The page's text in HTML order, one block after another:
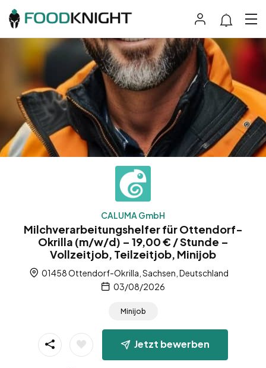
CALUMA GmbH
Milchverarbeitungshelfer für Ottendorf-
Okrilla (m/w/d) – 19,00 € / Stunde –
Vollzeitjob, Teilzeitjob, Minijob
01458 Ottendorf-Okrilla, Sachsen, Deutschland
03/08/2026
Minijob
Jetzt bewerben